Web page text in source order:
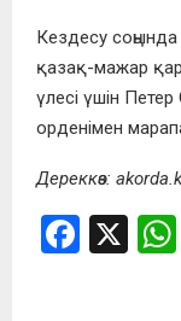
Кездесу
қазақ-мажар
үлесі үшін
орденімен
Дереккөз:
F
X